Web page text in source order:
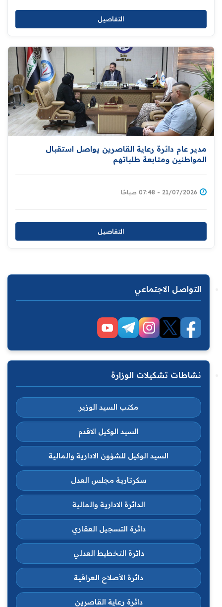
التفاصيل
مدير عام دائرة رعاية القاصرين يواصل استقبال
المواطنين ومتابعة طلباتهم
21/07/2026 - 07:48 صباحًا
التفاصيل
التواصل الاجتماعي
نشاطات تشكيلات الوزارة
مكتب السيد الوزير
السيد الوكيل الاقدم
السيد الوكيل للشؤون الادارية والمالية
سكرتارية مجلس العدل
الدائرة الادارية والمالية
دائرة التسجيل العقاري
دائرة التخطيط العدلي
دائرة الأصلاح العراقية
دائرة رعاية القاصرين